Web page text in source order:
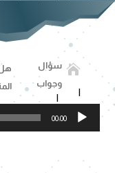
 سؤال
وجواب
مشغل
الصوت
00:00